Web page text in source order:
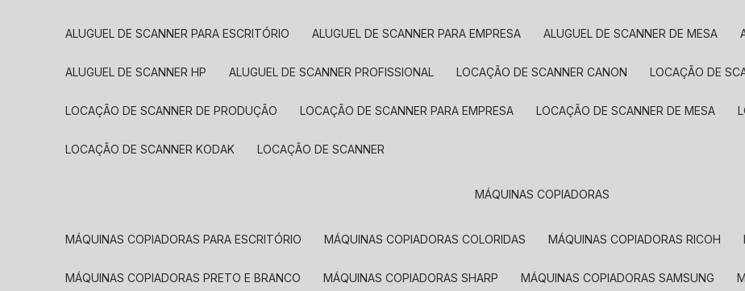
ALUGUEL DE SCANNER PARA ESCRITÓRIO ALUGUEL DE SCANNER PARA EMPRESA ALUGUEL DE SCANNER DE MESA
ALUGUEL DE SCANNER HP ALUGUEL DE SCANNER PROFISSIONAL LOCAÇÃO DE SCANNER CANON LOCAÇÃO DE
LOCAÇÃO DE SCANNER DE PRODUÇÃO LOCAÇÃO DE SCANNER PARA EMPRESA LOCAÇÃO DE SCANNER DE MESA
LOCAÇÃO DE SCANNER KODAK LOCAÇÃO DE SCANNER
MÁQUINAS COPIADORAS
MÁQUINAS COPIADORAS PARA ESCRITÓRIO MÁQUINAS COPIADORAS COLORIDAS MÁQUINAS COPIADORAS RICOH
MÁQUINAS COPIADORAS PRETO E BRANCO MÁQUINAS COPIADORAS SHARP MÁQUINAS COPIADORAS SAMSUNG